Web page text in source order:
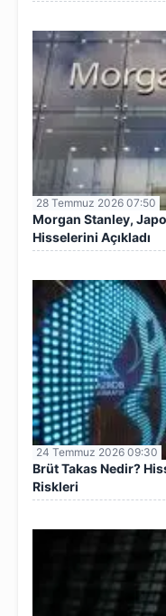
28 Temmuz 2026 07:50
Morgan Stanley,
Hisselerini Açıkladı
24 Temmuz 2026 09:30
Brüt Takas Nedir?
Riskleri